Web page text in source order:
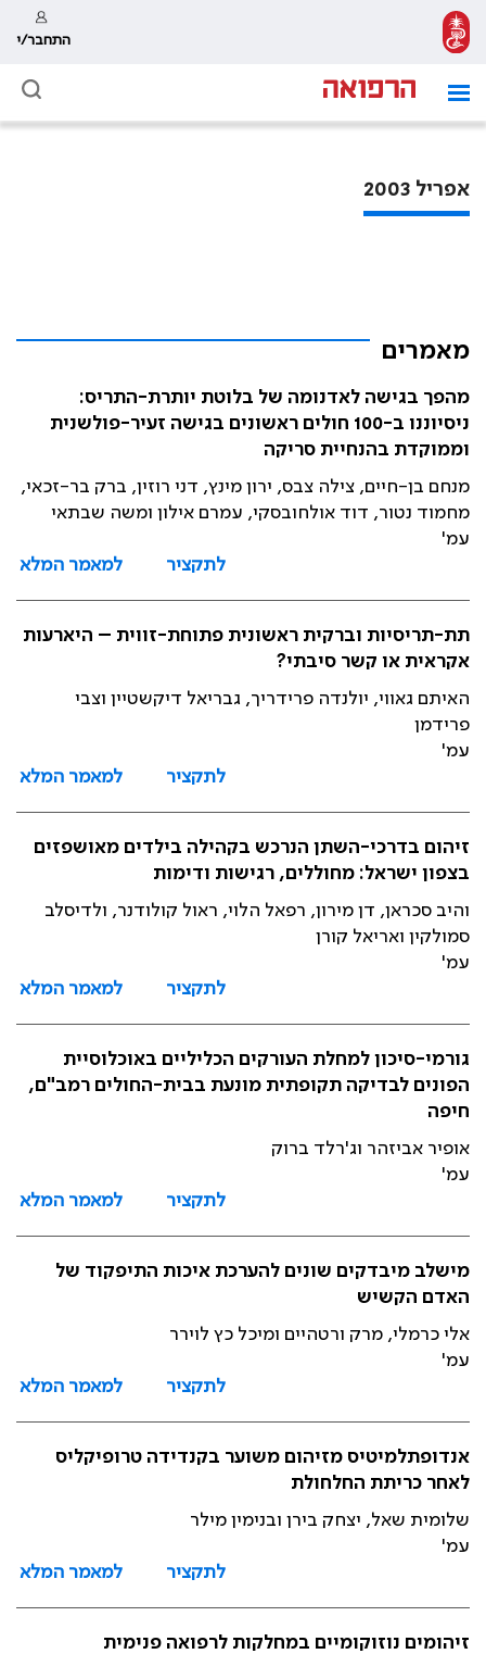
התחבר/י
אפריל 2003
מאמרים
מהפך בגישה לאדנומה של בלוטת יותרת-התריס:
ניסיוננו ב-100 חולים ראשונים בגישה זעיר-פולשנית
וממוקדת בהנחיית סריקה
מנחם בן-חיים, צילה צבס, ירון מינץ, דני רוזין, ברק בר-זכאי,
מחמוד נטור, דוד אולחובסקי, עמרם אילון ומשה שבתאי
עמ'
לתקציר
למאמר המלא
תת-תריסיות וברקית ראשונית פתוחת-זווית – היארעות
אקראית או קשר סיבתי?
האיתם גאווי, יולנדה פרידריך, גבריאל דיקשטיין וצבי
פרידמן
עמ'
לתקציר
למאמר המלא
זיהום בדרכי-השתן הנרכש בקהילה בילדים מאושפזים
בצפון ישראל: מחוללים, רגישות ודימות
והיב סכראן, דן מירון, רפאל הלוי, ראול קולודנר, ולדיסלב
סמולקין ואריאל קורן
עמ'
לתקציר
למאמר המלא
גורמי-סיכון למחלת העורקים הכליליים באוכלוסיית
הפונים לבדיקה תקופתית מונעת בבית-החולים רמב"ם,
חיפה
אופיר אביזהר וג'רלד ברוק
עמ'
לתקציר
למאמר המלא
מישלב מיבדקים שונים להערכת איכות התיפקוד של
האדם הקשיש
אלי כרמלי, מרק ורטהיים ומיכל כץ לוירר
עמ'
לתקציר
למאמר המלא
אנדופתלמיטיס מזיהום משוער בקנדידה טרופיקליס
לאחר כריתת החלחולת
שלומית שאל, יצחק בירן ובנימין מילר
עמ'
לתקציר
למאמר המלא
זיהומים נוזוקומיים במחלקות לרפואה פנימית